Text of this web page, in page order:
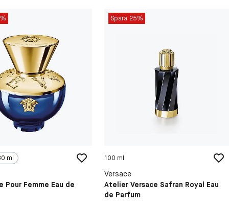
ml
Pour Femme Eau de
Spara 25%
100 ml
Versace
Atelier Versace Safran Royal Eau
de Parfum